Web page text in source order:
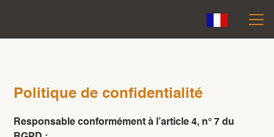
Politique de confidentialité
Responsable conformément à l’article 4, n° 7 du